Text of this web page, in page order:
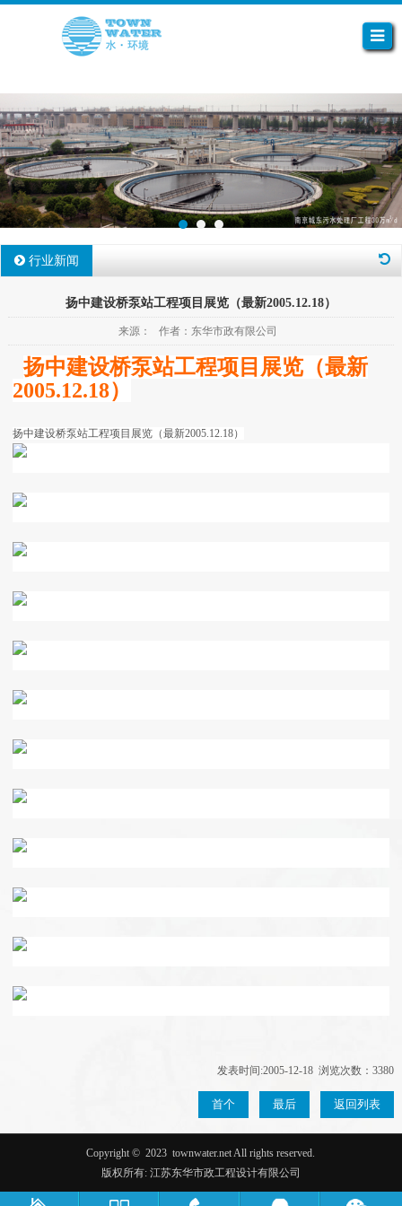
行业新闻
扬中建设桥泵站工程项目展览（最新2005.12.18）
来源： 作者：东华市政有限公司
扬中建设桥泵站工程项目展览（最新
2005.12.18）
扬中建设桥泵站工程项目展览（最新2005.12.18）
发表时间:2005-12-18 浏览次数：3380
首个 最后 返回列表
Copyright ©2023 townwater.net All rights reserved.
版权所有: 江苏东华市政工程设计有限公司